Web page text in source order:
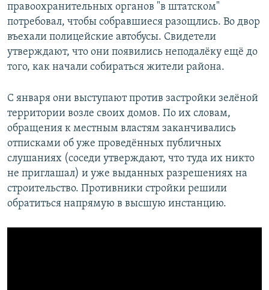
правоохранительных органов "в штатском"
потребовал, чтобы собравшиеся разощлись. Во двор
въехали полицейские автобусы. Свидетели
утверждают, что они появились неподалёку ещё до
того, как начали собираться жители района.
С января они выступают против застройки зелёной
территории возле своих домов. По их словам,
обращения к местным властям заканчивались
отписками об уже проведённых публичных
слушаниях (соседи утверждают, что туда их никто
не приглашал) и уже выданных разрешениях на
строительство. Противники стройки решили
обратиться напрямую в высшую инстанцию.